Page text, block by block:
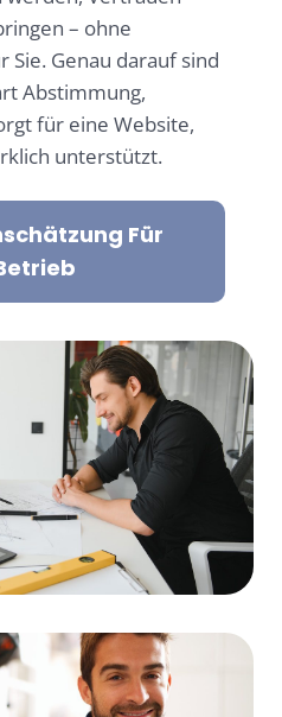
– ohne
Genau darauf sind
Abstimmung,
für eine Website,
unterstützt.
Für